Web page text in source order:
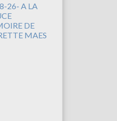
26- A LA
DE
MAES